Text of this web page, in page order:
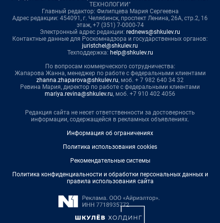
ТЕХНОЛОГИИ"
Главный редактор: Филипцева Мария Сергеевна
Адрес редакции: 454091, г. Челябинск, проспект Ленина, 26А, стр.2, 16
этаж, +7 (351) 7-0000-74
Электронный адрес редакции: rednews@shkulev.ru
Контактные данные для Роскомнадзора и государственных органов:
juristchel@shkulev.ru
Техподдержка: help@shkulev.ru
По вопросам коммерческого сотрудничества:
Жапарова Жанна, менеджер по работе с федеральными клиентами
zhanna.zhaparova@shkulev.ru, моб. + 7 982 640 34 32
Ревина Мария, директор по работе с федеральными клиентами
mariya.revina@shkulev.ru, моб. +7 910 402 4056
Редакция сайта не несет ответственности за достоверность
информации, содержащейся в рекламных объявлениях.
Информация об ограничениях
Политика использования cookies
Рекомендательные системы
Политика конфиденциальности и обработки персональных данных и
правила использования сайта